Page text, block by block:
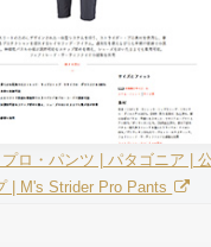
ロ・パンツ | パタゴニア |
| M's Strider Pro Pants